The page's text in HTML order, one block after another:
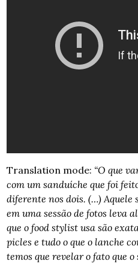
Translation mode: “O que
com um sanduíche que foi
diferente nos dois. (…) Aquele
em uma sessão de fotos leva
que o food stylist usa são
picles e tudo o que o lanche
temos que revelar o fato que